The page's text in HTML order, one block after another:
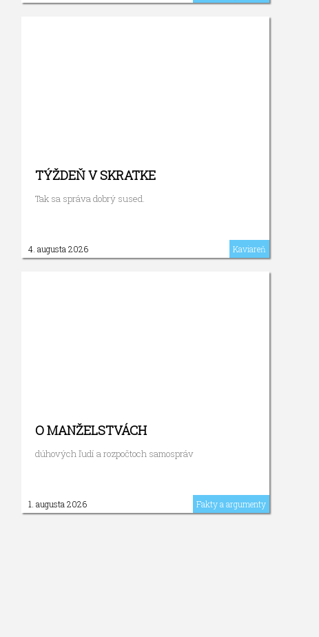
TÝŽDEŇ V SKRATKE
Tak sa správa dobrý sused.
4. augusta 2026 Kaviareň
O MANŽELSTVÁCH
dúhových ľudí a rozpočtoch samospráv
1. augusta 2026 Fakty a argumenty